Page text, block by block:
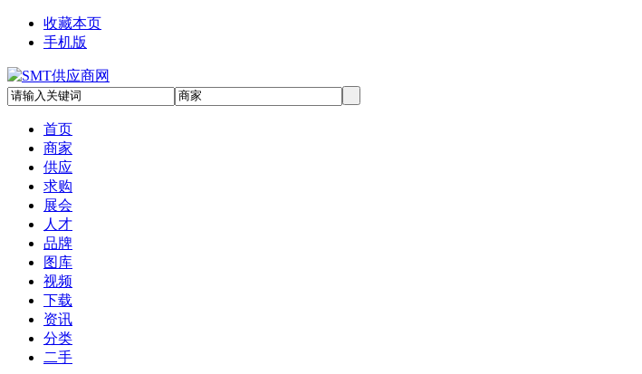
收藏本页
手机版
首页
商家
供应
求购
展会
人才
品牌
图库
视频
下载
资讯
分类
二手